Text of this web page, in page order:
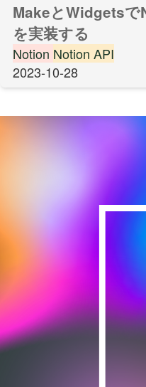
MakeとWidgets
を実装する
Notion Notion API
2023-10-28